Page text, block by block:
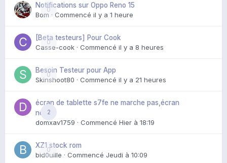
0
Notifications sur Oppo Reno 15
Bom · Commencé il y a 1 heure
0
[Beta testeurs] Pour Cook
Casse-cook · Commencé il y a 8 heures
0
Besoin Testeur pour App
Skinshoot80 · Commencé il y a 21 heures
2
écran de tablette s7fe ne marche pas,écran
noir
domxav1759 · Commencé Hier à 18:19
0
XZ1 stock rom
bid0uille · Commencé Jeudi à 10:09